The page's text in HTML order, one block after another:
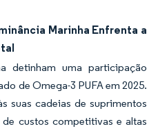
Marinha Enfrenta a
detinham uma participação
de Omega-3 PUFA em 2025.
suas cadeias de suprimentos
custos competitivas e altas